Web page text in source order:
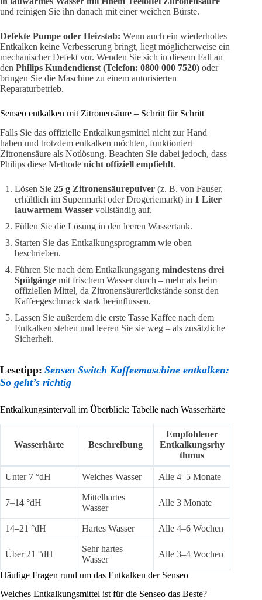
und reinigen Sie ihn danach mit einer weichen Bürste.
Defekte Pumpe oder Heizstab: Wenn auch ein wiederholtes
Entkalken keine Verbesserung bringt, liegt möglicherweise ein
mechanischer Defekt vor. Wenden Sie sich in diesem Fall an
den Philips Kundendienst (Telefon: 0800 000 7520) oder
bringen Sie die Maschine zu einem autorisierten
Reparaturbetrieb.
Senseo entkalken mit Zitronensäure – Schritt für Schritt
Falls Sie das offizielle Entkalkungsmittel nicht zur Hand
haben und trotzdem entkalken möchten, funktioniert
Zitronensäure als Notlösung. Beachten Sie dabei jedoch, dass
Philips diese Methode nicht offiziell empfiehlt.
Lösen Sie 25 g Zitronensäurepulver (z. B. von Fauser,
erhältlich im Supermarkt oder Drogeriemarkt) in 1 Liter
lauwarmem Wasser vollständig auf.
Füllen Sie die Lösung in den leeren Wassertank.
Starten Sie das Entkalkungsprogramm wie oben
beschrieben.
Führen Sie nach dem Entkalkungsgang mindestens drei
Spülgänge mit frischem Wasser durch – mehr als beim
offiziellen Mittel, da Zitronensäurerückstände sonst den
Kaffeegeschmack stark beeinflussen.
Lassen Sie außerdem die erste Tasse Kaffee nach dem
Entkalken stehen und leeren Sie sie weg – als zusätzliche
Sicherheit.
Lesetipp: Senseo Switch Kaffeemaschine entkalken:
So geht’s richtig
Entkalkungsintervall im Überblick: Tabelle nach Wasserhärte
Wasserhärte Beschreibung
Empfohlener
Entkalkungsrhy
thmus
Unter 7 °dH Weiches Wasser Alle 4–5 Monate
7–14 °dH
Mittelhartes
Wasser
Alle 3 Monate
14–21 °dH Hartes Wasser Alle 4–6 Wochen
Über 21 °dH
Sehr hartes
Wasser
Alle 3–4 Wochen
Häufige Fragen rund um das Entkalken der Senseo
Welches Entkalkungsmittel ist für die Senseo das Beste?